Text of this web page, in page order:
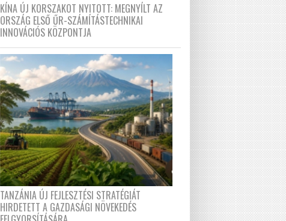
KÍNA ÚJ KORSZAKOT NYITOTT: MEGNYÍLT AZ
ORSZÁG ELSŐ ŰR-SZÁMÍTÁSTECHNIKAI
INNOVÁCIÓS KÖZPONTJA
TANZÁNIA ÚJ FEJLESZTÉSI STRATÉGIÁT
HIRDETETT A GAZDASÁGI NÖVEKEDÉS